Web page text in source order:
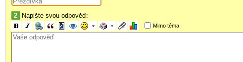
2 Napište svou odpověď:
Mimo téma